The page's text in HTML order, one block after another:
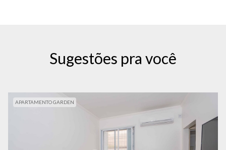
Sugestões pra você
APARTAMENTO GARDEN